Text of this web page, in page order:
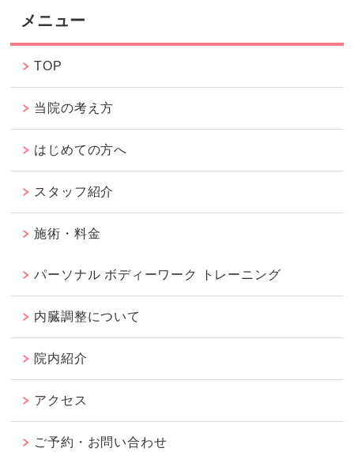
メニュー
TOP
当院の考え方
はじめての方へ
スタッフ紹介
施術・料金
パーソナル ボディーワーク トレーニング
内臓調整について
院内紹介
アクセス
ご予約・お問い合わせ